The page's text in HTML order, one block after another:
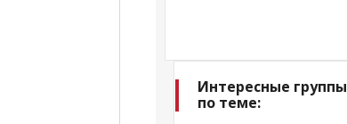
Интересные группы
по теме: